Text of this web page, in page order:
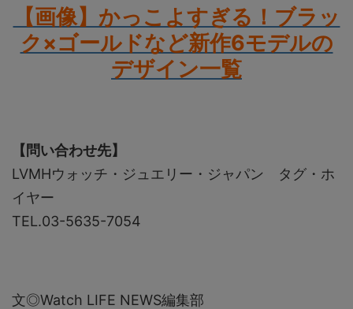
【画像】かっこよすぎる！ブラッ
ク×ゴールドなど新作6モデルの
デザイン一覧
【問い合わせ先】
LVMHウォッチ・ジュエリー・ジャパン タグ・ホ
イヤー
TEL.03-5635-7054
文◎Watch LIFE NEWS編集部